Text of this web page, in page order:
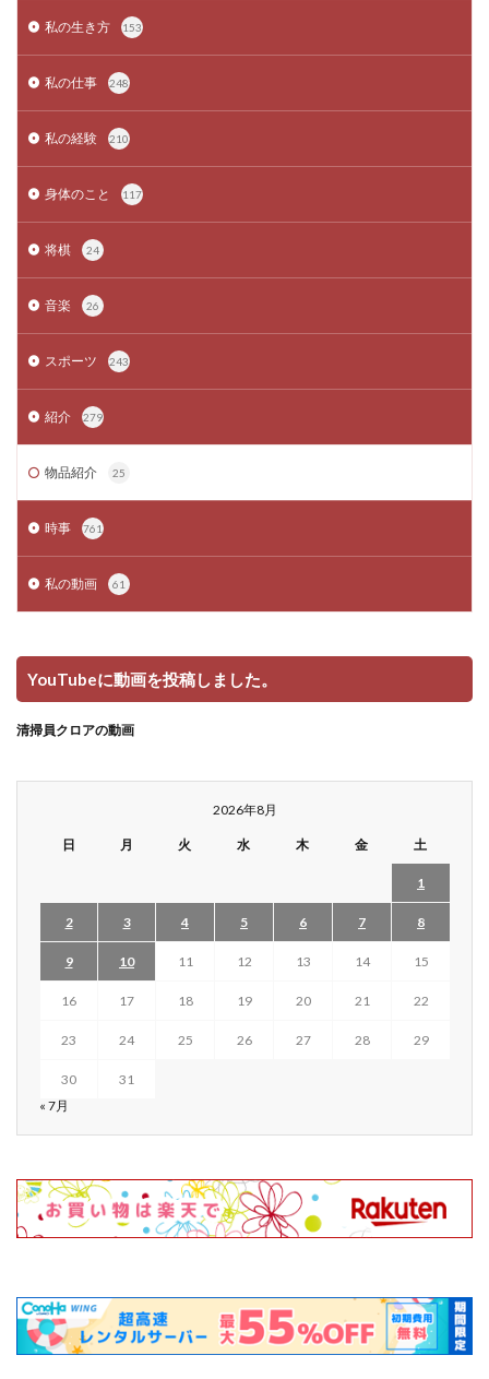
私の生き方 153
私の仕事 248
私の経験 210
身体のこと 117
将棋 24
音楽 26
スポーツ 243
紹介 279
物品紹介 25
時事 761
私の動画 61
YouTubeに動画を投稿しました。
清掃員クロアの動画
2026年8月
日 月 火 水 木 金 土
1
2 3 4 5 6 7 8
9 10 11 12 13 14 15
16 17 18 19 20 21 22
23 24 25 26 27 28 29
30
31
« 7月